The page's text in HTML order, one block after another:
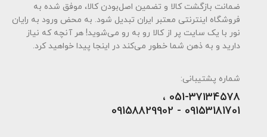
ضمانت بازگشت کالا و تضمین اصل‌بودن کالا، موفق شده به
فروشگاه اینترنتی معتبر ایران تبدیل شود. به محض ورود به رایان
نور با یک سایت پر از کالا رو به رو می‌شوید! هر آنچه که نیاز
دارید و به ذهن شما خطور می‌کند در اینجا پیدا خواهید کرد.
شماره پشتیبانی:
051-۳۷۱۳۴۵۷۸ ،
09153181701 - 09158829902